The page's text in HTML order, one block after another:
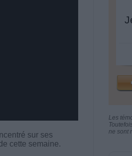
sur ses
cette semaine.
Les
ne sont